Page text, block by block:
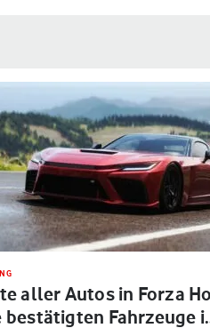
aller Autos in Forza
bestätigten Fahrzeuge